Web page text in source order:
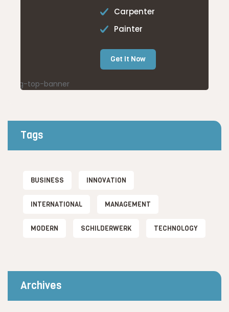
Carpenter
Painter
Get It Now
Tags
BUSINESS INNOVATION
INTERNATIONAL MANAGEMENT
MODERN SCHILDERWERK TECHNOLOGY
Archives